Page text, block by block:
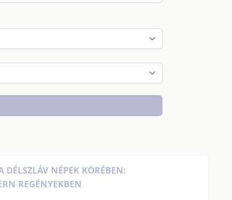
DÉLSZLÁV NÉPEK KÖRÉBEN:
REGÉNYEKBEN